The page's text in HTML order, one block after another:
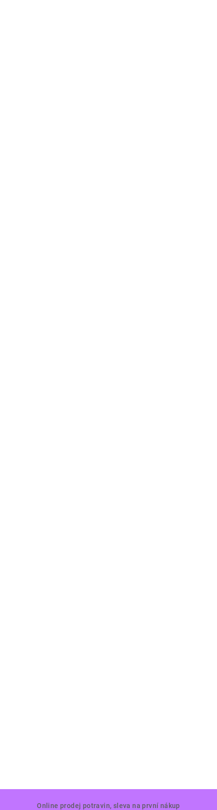
Online prodej potravin, sleva na první nákup